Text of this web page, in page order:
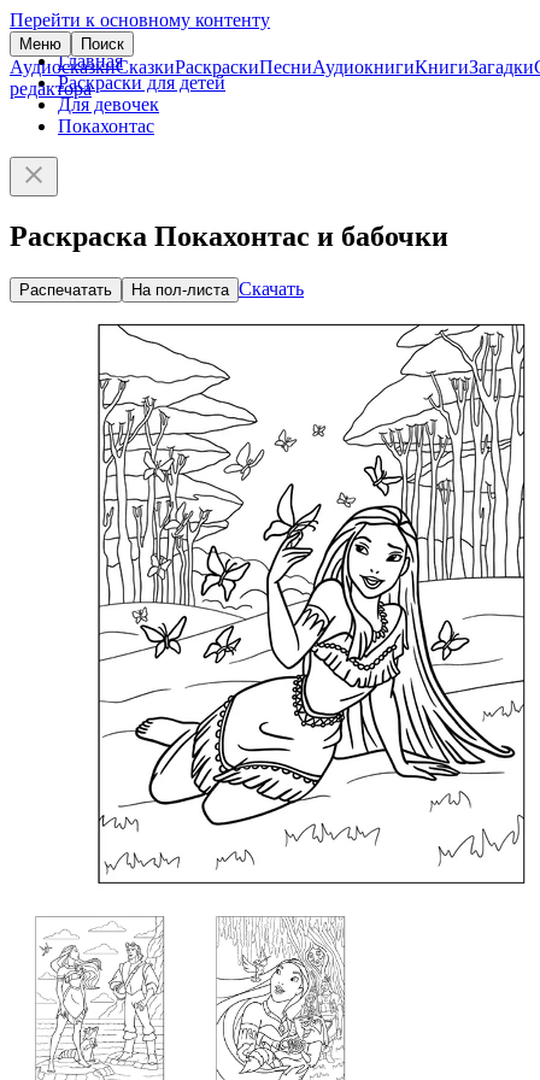
Перейти к основному контенту
Меню Поиск
АудиосказкиСказкиРаскраскиПесниАудиокнигиКнигиЗагадки
редактора
Главная
Раскраски для детей
Для девочек
Покахонтас
Раскраска Покахонтас и бабочки
Распечатать На пол-листа Скачать